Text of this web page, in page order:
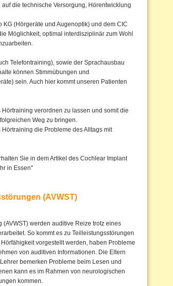
die technische Versorgung, Hörentwicklung
(Hörgeräte und Augenoptik) und dem CIC
Möglichkeit, optimal interdisziplinär zum Wohl
Telefontraining), sowie der Sprachausbau
können Stimmübungen und
sein. Auch hier kommt unseren Patienten
verordnen zu lassen und somit die
Weg zu bringen.
die Probleme des Alltags mit
Sie in dem Artikel des Cochlear Implant
in Essen"
(AVWST)
werden auditive Reize trotz eines
So kommt es zu Teilleistungsstörungen
vorgestellt werden, haben Probleme
von auditiven Informationen. Die Eltern
bemerken Probleme beim Lesen und
kann es im Rahmen von neurologischen
kommen.